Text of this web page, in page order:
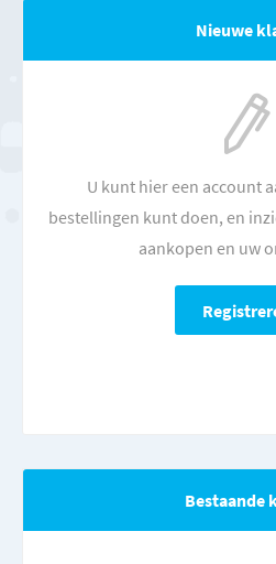
Nieuwe
U kunt hier een account
bestellingen kunt doen, en
aankopen en uw
Bestaande